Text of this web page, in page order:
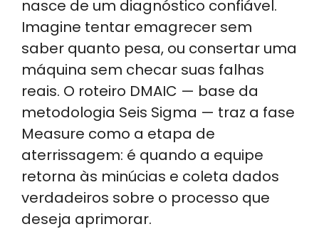
nasce de um diagnóstico confiável.
Imagine tentar emagrecer sem
saber quanto pesa, ou consertar uma
máquina sem checar suas falhas
reais. O roteiro DMAIC — base da
metodologia Seis Sigma — traz a fase
Measure como a etapa de
aterrissagem: é quando a equipe
retorna às minúcias e coleta dados
verdadeiros sobre o processo que
deseja aprimorar.